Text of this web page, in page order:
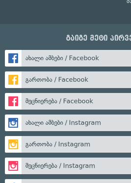
გაიგე მეტი
ახალი ამბები / Facebook
გართობა / Facebook
მეცნიერება / Facebook
ახალი ამბები / Instagram
გართობა / Instagram
მეცნიერება / Instagram